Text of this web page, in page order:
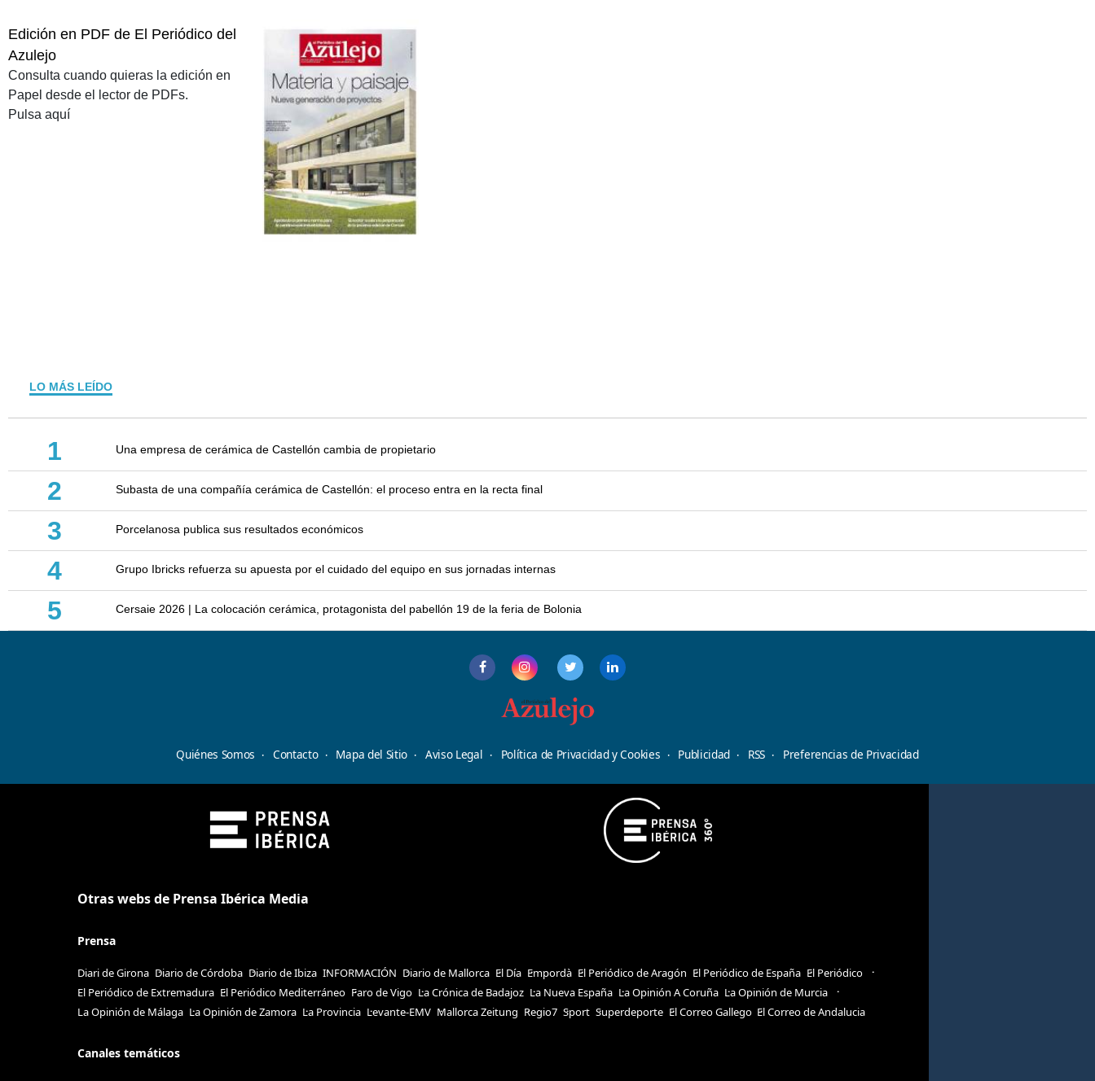
Edición en PDF de El Periódico del
Azulejo
Consulta cuando quieras la edición en
Papel desde el lector de PDFs.
Pulsa aquí
LO MÁS LEÍDO
1 Una empresa de cerámica de Castellón cambia de propietario
2 Subasta de una compañía cerámica de Castellón: el proceso entra en la recta final
3 Porcelanosa publica sus resultados económicos
4 Grupo Ibricks refuerza su apuesta por el cuidado del equipo en sus jornadas internas
5 Cersaie 2026 | La colocación cerámica, protagonista del pabellón 19 de la feria de Bolonia
Quiénes Somos Contacto Mapa del Sitio Aviso Legal Política de Privacidad y Cookies Publicidad RSS Preferencias de Privacidad
Otras webs de Prensa Ibérica Media
Prensa
Diari de Girona Diario de Córdoba Diario de Ibiza INFORMACIÓN Diario de Mallorca El Día Empordà El Periódico de Aragón El Periódico de España El Periódico
El Periódico de Extremadura El Periódico Mediterráneo Faro de Vigo La Crónica de Badajoz La Nueva España La Opinión A Coruña La Opinión de Murcia
La Opinión de Málaga La Opinión de Zamora La Provincia Levante-EMV Mallorca Zeitung Regio7 Sport Superdeporte El Correo Gallego El Correo de Andalucia
Canales temáticos